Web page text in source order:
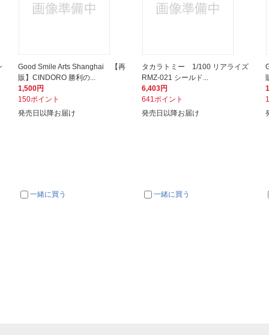
Good Smile Arts Shanghai 【再
販】CINDORO 勝利の...
1,500円
150ポイント
発売日以降お届け
一緒に買う
タカラトミー 1/100 リアライズ
RMZ-021 シールド...
6,403円
641ポイント
発売日以降お届け
一緒に買う